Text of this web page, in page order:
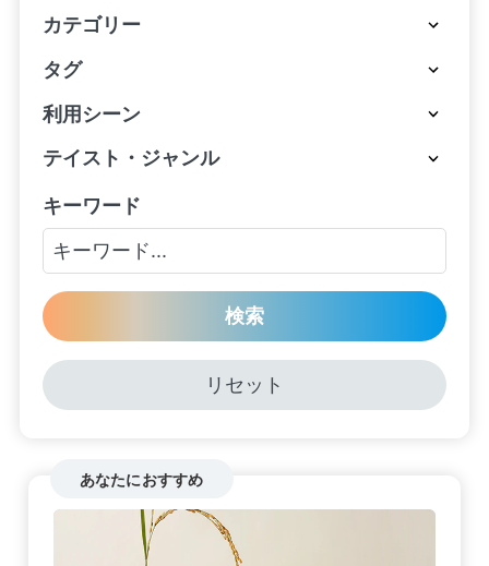
カテゴリー
タグ
利用シーン
テイスト・ジャンル
キーワード
検索
リセット
あなたにおすすめ